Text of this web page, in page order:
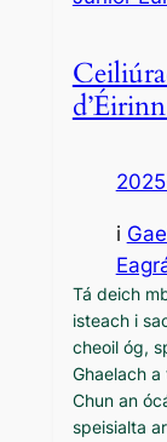
i
Tá deich
isteach i
cheoil óg,
Ghaelach
Chun an
speisialta